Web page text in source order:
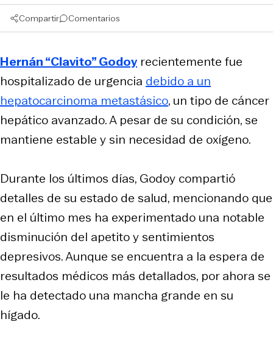
Compartir Comentarios
Hernán “Clavito” Godoy recientemente fue
hospitalizado de urgencia debido a un
hepatocarcinoma metastásico, un tipo de cáncer
hepático avanzado. A pesar de su condición, se
mantiene estable y sin necesidad de oxígeno.
Durante los últimos días, Godoy compartió
detalles de su estado de salud, mencionando que
en el último mes ha experimentado una notable
disminución del apetito y sentimientos
depresivos. Aunque se encuentra a la espera de
resultados médicos más detallados, por ahora se
le ha detectado una mancha grande en su
hígado.